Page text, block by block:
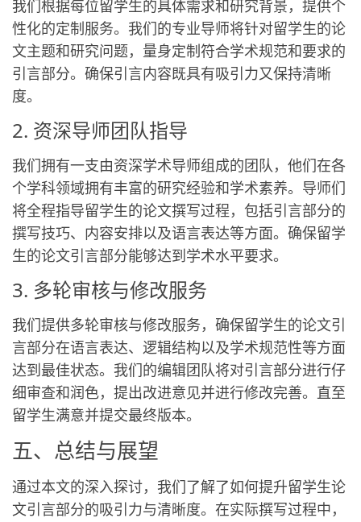
我们根据每位留学生的具体需求和研究背景，提供个
性化的定制服务。我们的专业导师将针对留学生的论
文主题和研究问题，量身定制符合学术规范和要求的
引言部分。确保引言内容既具有吸引力又保持清晰
度。
2. 资深导师团队指导
我们拥有一支由资深学术导师组成的团队，他们在各
个学科领域拥有丰富的研究经验和学术素养。导师们
将全程指导留学生的论文撰写过程，包括引言部分的
撰写技巧、内容安排以及语言表达等方面。确保留学
生的论文引言部分能够达到学术水平要求。
3. 多轮审核与修改服务
我们提供多轮审核与修改服务，确保留学生的论文引
言部分在语言表达、逻辑结构以及学术规范性等方面
达到最佳状态。我们的编辑团队将对引言部分进行仔
细审查和润色，提出改进意见并进行修改完善。直至
留学生满意并提交最终版本。
五、总结与展望
通过本文的深入探讨，我们了解了如何提升留学生论
文引言部分的吸引力与清晰度。在实际撰写过程中，